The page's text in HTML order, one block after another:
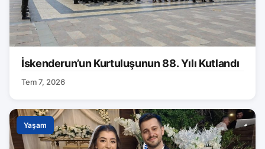
İskenderun’un Kurtuluşunun 88. Yılı Kutlandı
Tem 7, 2026
Yaşam